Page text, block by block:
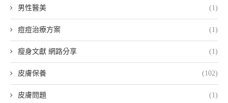
男性醫美 (1)
痘痘治療方案 (1)
瘦身文獻 網路分享 (1)
皮膚保養 (102)
皮膚問題 (1)